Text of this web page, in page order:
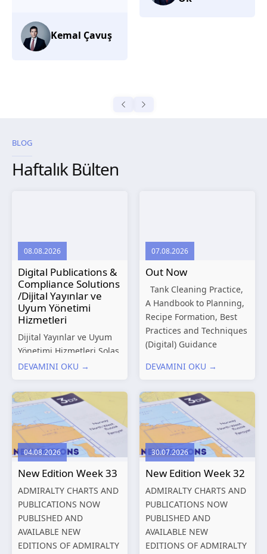
BLOG
Haftalık Bülten
08.08.2026
Digital Publications &
Compliance Solutions
/Dijital Yayınlar ve
Uyum Yönetimi
Hizmetleri
Dijital Yayınlar ve Uyum
Yönetimi Hizmetleri Solas
Marine, denizcilik
düzenleyici gereklilikleri
ve dijitalleşen
operasyonel ihtiyaçları
doğrultusunda kapsamlı
Dijital Yayınlar ve Uyum
Yönetimi çözümleri
sunmaktadır.
Hizmetlerimiz; gemi
işletmecileri, armatörler,
teknik yönetim şirketleri
ve denizcilik...
DEVAMINI OKU →
07.08.2026
Out Now
Tank Cleaning Practice,
A Handbook to Planning,
Recipe Formation, Best
Practices and Techniques
(Digital) Guidance
Structures – Consolidated
Shipping and the
Environment – A Guide to
Environmental
Compliance...
DEVAMINI OKU →
04.08.2026
New Edition Week 33
ADMIRALTY CHARTS AND
PUBLICATIONS NOW
PUBLISHED AND
AVAILABLE NEW
EDITIONS OF ADMIRALTY
30.07.2026
New Edition Week 32
ADMIRALTY CHARTS AND
PUBLICATIONS NOW
PUBLISHED AND
AVAILABLE NEW
EDITIONS OF ADMIRALTY